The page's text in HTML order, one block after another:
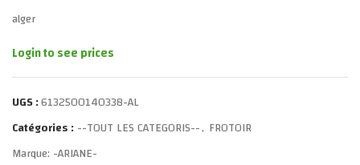
alger
Login to see prices
UGS :6132500140338-AL
Catégories :--TOUT LES CATEGORIS--, FROTOIR
Marque: -ARIANE-